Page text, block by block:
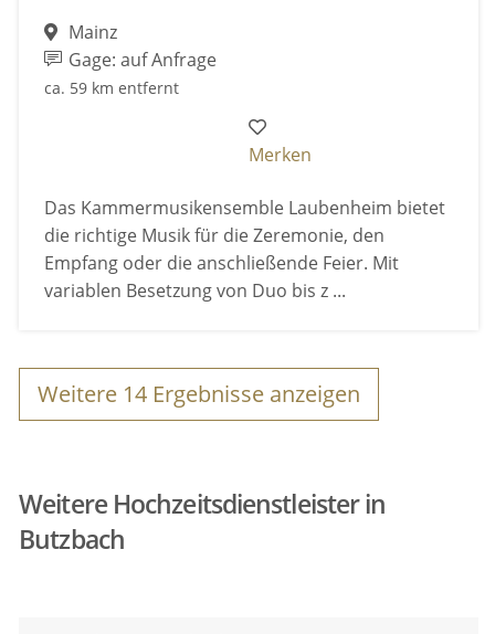
Mainz
Gage: auf Anfrage
ca. 59 km entfernt
Merken
Das Kammermusikensemble Laubenheim bietet
die richtige Musik für die Zeremonie, den
Empfang oder die anschließende Feier. Mit
variablen Besetzung von Duo bis z ...
Weitere 14 Ergebnisse anzeigen
Weitere Hochzeitsdienstleister in
Butzbach